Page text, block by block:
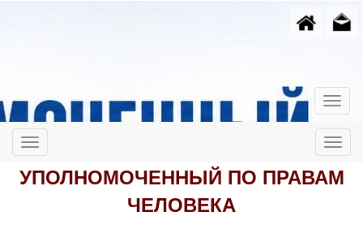
УПОЛНОМОЧЕННЫЙ ПО ПРАВАМ
ЧЕЛОВЕКА